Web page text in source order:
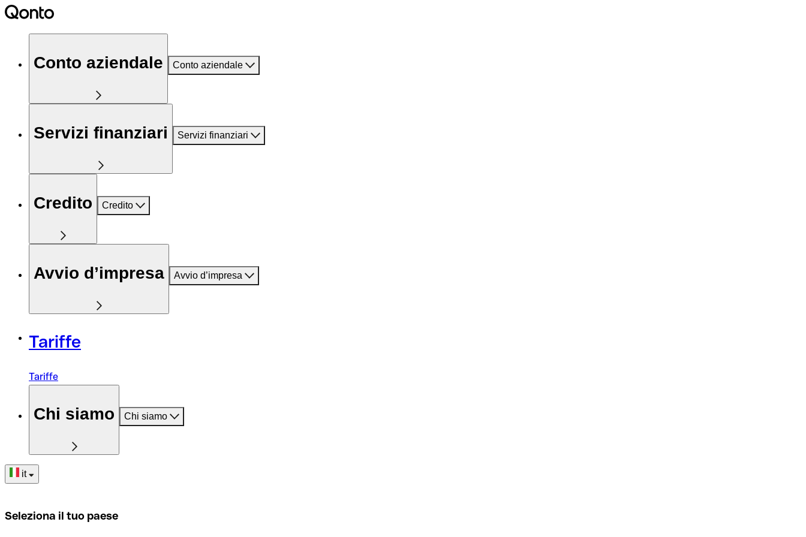
Conto aziendale Conto aziendale
Servizi finanziari Servizi finanziari
Credito Credito
Avvio d’impresa Avvio d’impresa
Tariffe
Tariffe
Chi siamo Chi siamo
it
Seleziona il tuo paese